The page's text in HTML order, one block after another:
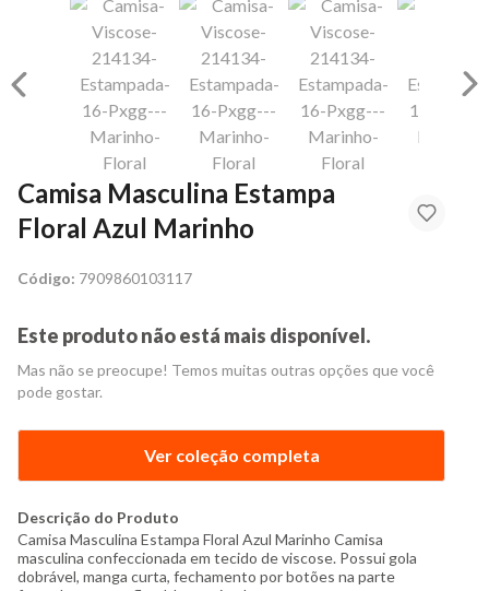
Camisa Masculina Estampa
Floral Azul Marinho
Código: 7909860103117
Este produto não está mais disponível.
Mas não se preocupe! Temos muitas outras opções que você
pode gostar.
Ver coleção completa
Descrição do Produto
Camisa Masculina Estampa Floral Azul Marinho Camisa
masculina confeccionada em tecido de viscose. Possui gola
dobrável, manga curta, fechamento por botões na parte